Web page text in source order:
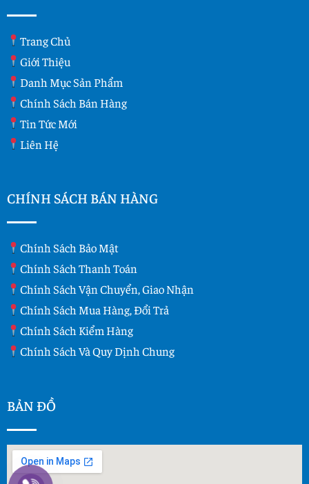
Trang Chủ
Giới Thiệu
Danh Mục Sản Phẩm
Chính Sách Bán Hàng
Tin Tức Mới
Liên Hệ
CHÍNH SÁCH BÁN HÀNG
Chính Sách Bảo Mật
Chính Sách Thanh Toán
Chính Sách Vận Chuyển, Giao Nhận
Chính Sách Mua Hàng, Đổi Trả
Chính Sách Kiểm Hàng
Chính Sách Và Quy Dịnh Chung
BẢN ĐỒ